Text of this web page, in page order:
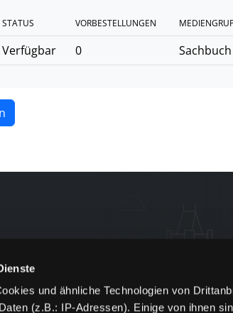
und ähnliche Technologien von
(z.B.: IP-Adressen). Einige von ihnen
STATUS VORBESTELLUNGEN
Verfügbar 0 Sachbuch